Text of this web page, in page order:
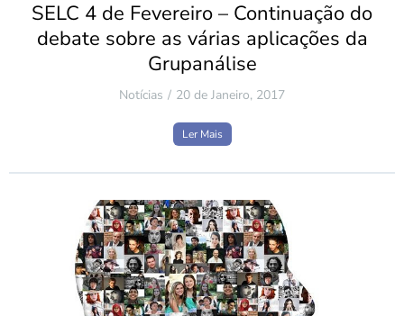
SELC 4 de Fevereiro – Continuação do
debate sobre as várias aplicações da
Grupanálise
Notícias 20 de Janeiro, 2017
Ler Mais